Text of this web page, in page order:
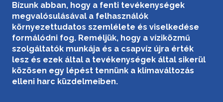
Bízunk abban, hogy a fenti tevékenységek
megvalósulásával a felhasználók
környezettudatos szemlélete és viselkedése
formálódni fog. Reméljük, hogy a víziközmű
szolgáltatók munkája és a csapvíz újra érték
lesz és ezek által a tevékenységek által sikerül
közösen egy lépést tennünk a klímaváltozás
elleni harc küzdelmeiben.